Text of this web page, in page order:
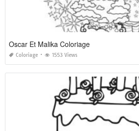
Oscar Et Malika Coloriage
Coloriage 1553 Views